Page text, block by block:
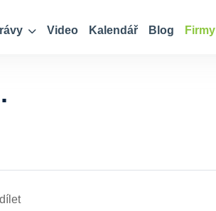
Video Kalendář Blog Firmy